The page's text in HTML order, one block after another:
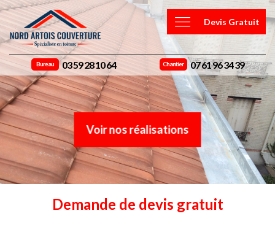
Devis Gratuit
Bureau 03 59 28 10 64 Chantier 07 61 96 34 39
Voir nos réalisations
Demande de devis gratuit